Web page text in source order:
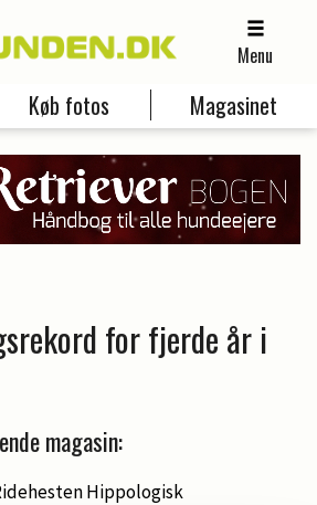
Menu
Køb fotos Magasinet
for fjerde år i
magasin:
Hippologisk